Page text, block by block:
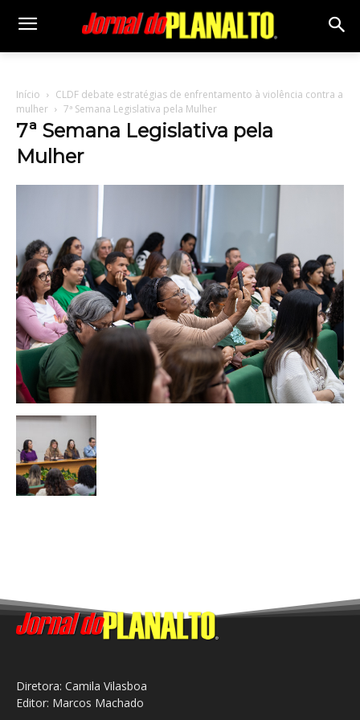
Início
CLDF debate estratégias de enfrentamento à violência contra a
mulher
7ª Semana Legislativa pela Mulher
7ª Semana Legislativa pela
Mulher
Diretora: Camila Vilasboa
Editor: Marcos Machado